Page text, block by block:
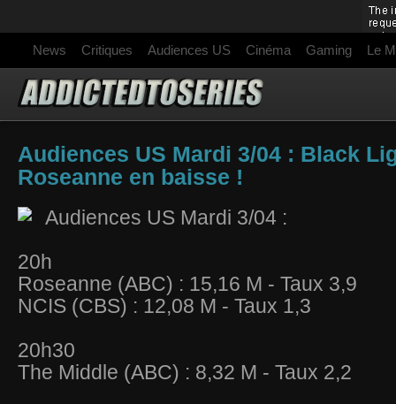
News Critiques Audiences US Cinéma Gaming Le
Audiences US Mardi 3/04 : Black
Roseanne en baisse !
Audiences US Mardi 3/04 :
20h
Roseanne (ABC) : 15,16 M - Taux 3,9
NCIS (CBS) : 12,08 M - Taux 1,3
20h30
The Middle (ABC) : 8,32 M - Taux 2,2